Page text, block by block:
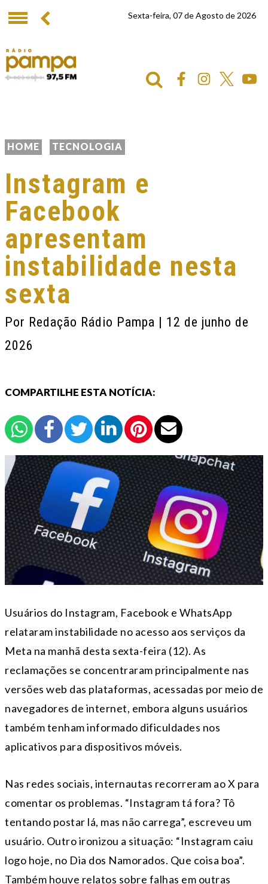
Sexta-feira, 07 de Agosto de 2026
HOME TECNOLOGIA
Instagram e
Facebook
apresentam
instabilidade nesta
sexta
Por Redação Rádio Pampa | 12 de junho de
2026
COMPARTILHE ESTA NOTÍCIA:
Usuários do Instagram, Facebook e WhatsApp
relataram instabilidade no acesso aos serviços da
Meta na manhã desta sexta-feira (12). As
reclamações se concentraram principalmente nas
versões web das plataformas, acessadas por meio de
navegadores de internet, embora alguns usuários
também tenham informado dificuldades nos
aplicativos para dispositivos móveis.
Nas redes sociais, internautas recorreram ao X para
comentar os problemas. “Instagram tá fora? Tô
tentando postar lá, mas não carrega”, escreveu um
usuário. Outro ironizou a situação: “Instagram caiu
logo hoje, no Dia dos Namorados. Que coisa boa”.
Também houve relatos sobre falhas em outras